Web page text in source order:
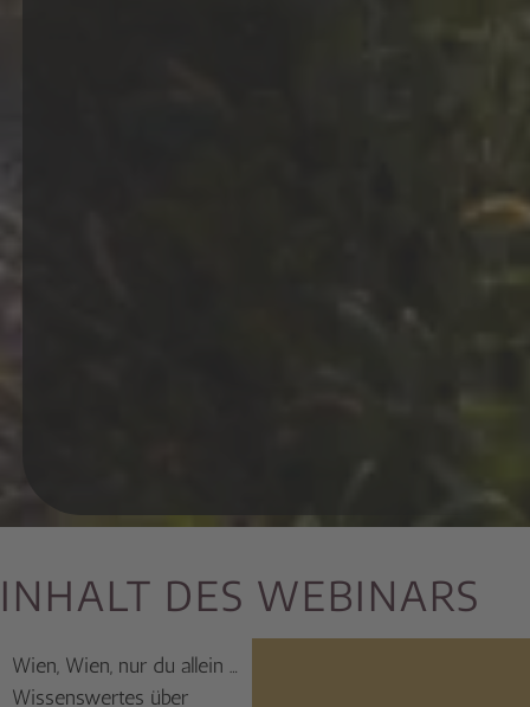
INHALT DES WEBINARS
Wien, Wien, nur du allein …
Wissenswertes über